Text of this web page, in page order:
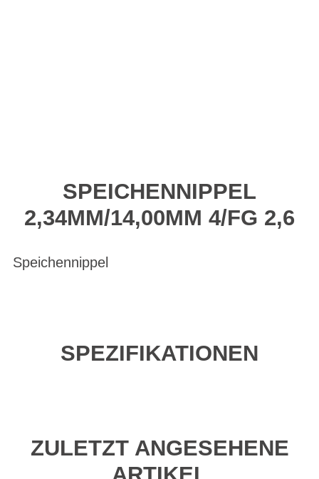
SPEICHENNIPPEL
2,34MM/14,00MM 4/FG 2,6
Speichennippel
SPEZIFIKATIONEN
ZULETZT ANGESEHENE